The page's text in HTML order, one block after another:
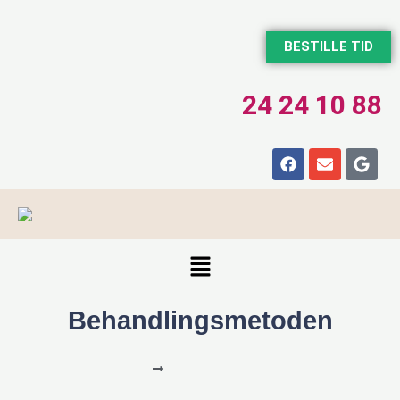
BESTILLE TID
24 24 10 88
Behandlingsmetoden